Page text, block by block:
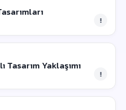
!
Tasarım Yaklaşımı
!